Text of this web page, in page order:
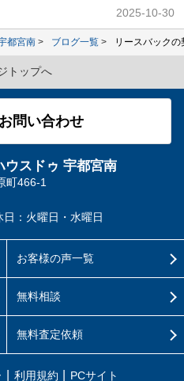
2025-10-30
都宮南 ブログ一覧 リースバック
トップへ
問い合わせ
ウスドゥ 宇都宮南
町466-1
日：火曜日・水曜日
お客様の声一覧
無料相談
無料査定依頼
利用規約 PCサイト